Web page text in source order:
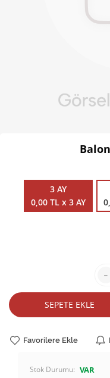
3 AY
0,00 TL x 3 AY
-
SEPETE EKLE
Favorilere Ekle
Stok Durumu: VAR